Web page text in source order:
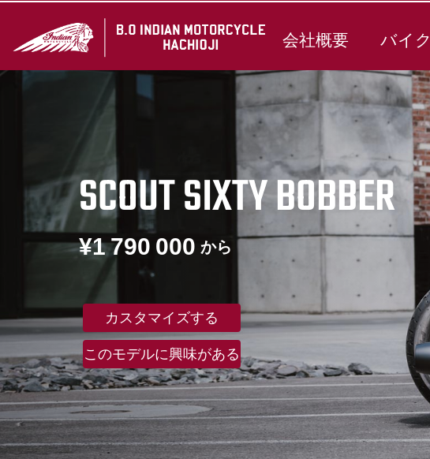
会社概要 バイク
SCOUT SIXTY BOBBER
から
¥1 790 000
カスタマイズする
このモデルに興味がある